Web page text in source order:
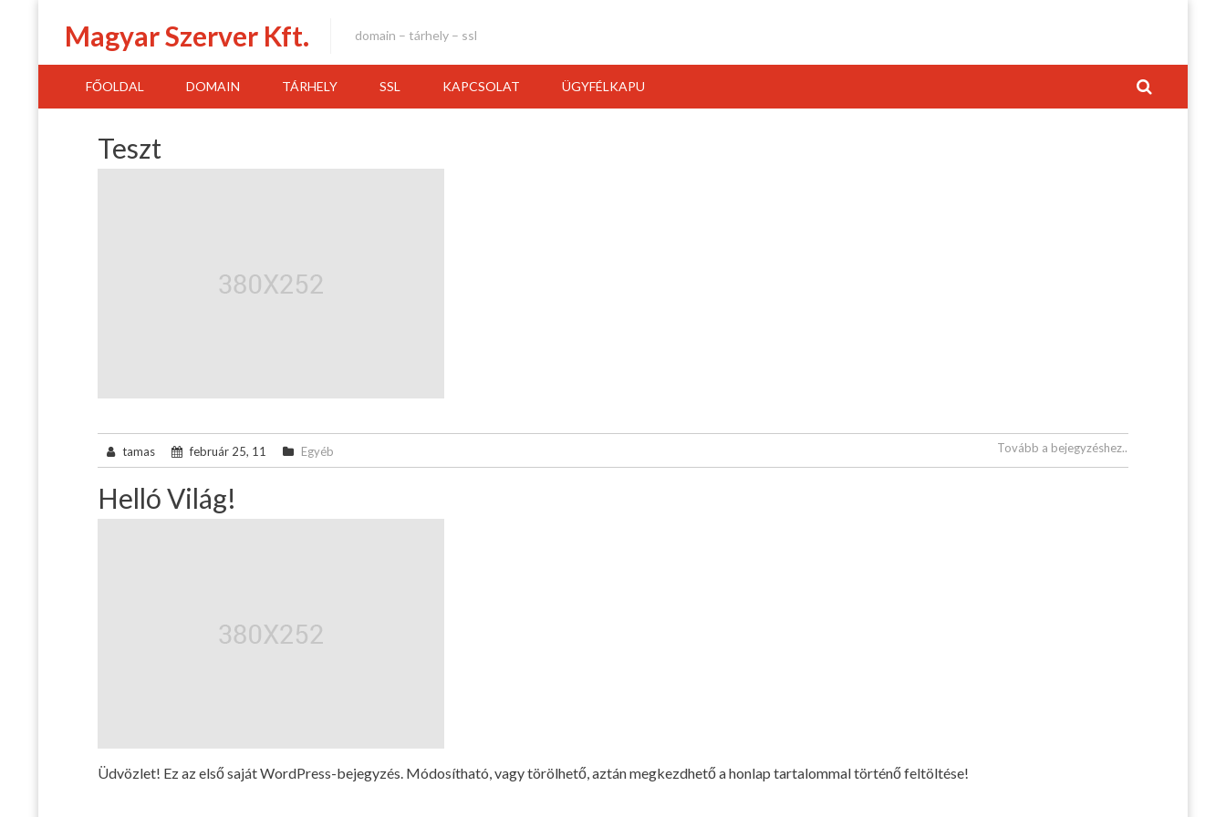
Magyar Szerver Kft. domain – tárhely – ssl
FŐOLDAL DOMAIN TÁRHELY SSL KAPCSOLAT ÜGYFÉLKAPU
Teszt
tamas február 25, 11 Egyéb Tovább a bejegyzéshez..
Helló Világ!
Üdvözlet! Ez az első saját WordPress-bejegyzés. Módosítható, vagy törölhető, aztán megkezdhető a honlap tartalommal történő feltöltése!